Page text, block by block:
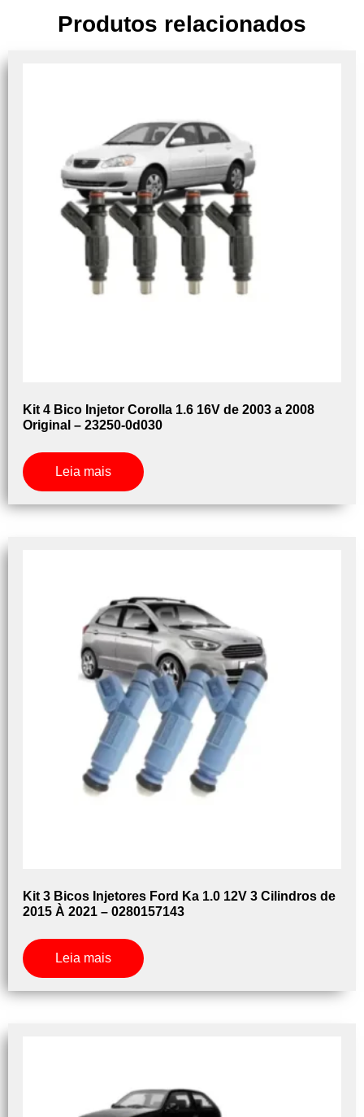
Produtos relacionados
Kit 4 Bico Injetor Corolla 1.6 16V de 2003 a 2008
Original – 23250-0d030
Leia mais
Kit 3 Bicos Injetores Ford Ka 1.0 12V 3 Cilindros de
2015 À 2021 – 0280157143
Leia mais